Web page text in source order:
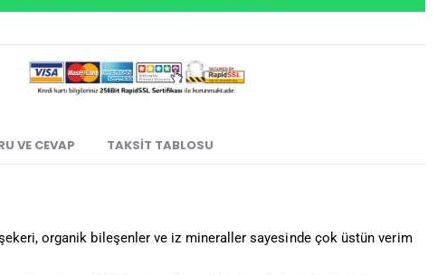
VE CEVAP TAKSIT TABLOSU
organik bileşenler ve iz mineraller sayesinde çok üstün verim